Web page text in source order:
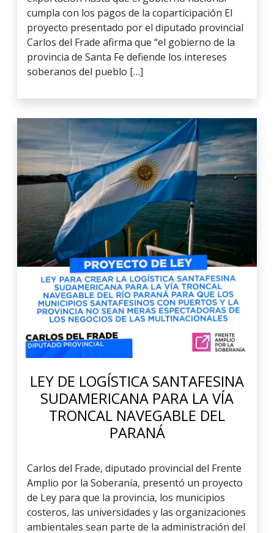
cumpla con los pagos de la coparticipación El
proyecto presentado por el diputado provincial
Carlos del Frade afirma que “el gobierno de la
provincia de Santa Fe defiende los intereses
soberanos del pueblo […]
LEY DE LOGÍSTICA SANTAFESINA
SUDAMERICANA PARA LA VÍA
TRONCAL NAVEGABLE DEL
PARANÁ
Carlos del Frade, diputado provincial del Frente
Amplio por la Soberanía, presentó un proyecto
de Ley para que la provincia, los municipios
costeros, las universidades y las organizaciones
ambientales sean parte de la administración del